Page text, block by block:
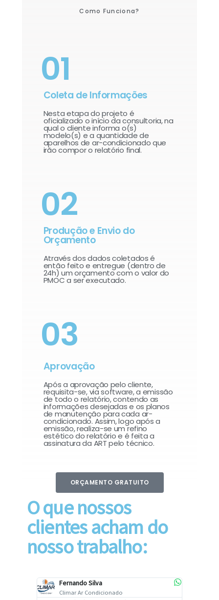
Como Funciona?
01
Coleta de Informações
Nesta etapa do projeto é
oficializado o início da consultoria, na
qual o cliente informa o(s)
modelo(s) e a quantidade de
aparelhos de ar-condicionado que
irão compor o relatório final.​
02
Produção e Envio do
Orçamento
Através dos dados coletados é
então feito e entregue (dentro de
24h) um orçamento com o valor do
PMOC a ser executado.
03
Aprovação
Após a aprovação pelo cliente,
requisita-se, via software, a emissão
de todo o relatório, contendo as
informações desejadas e os planos
de manutenção para cada ar-
condicionado. Assim, logo após a
emissão, realiza-se um refino
estético do relatório e é feita a
assinatura da ART pelo técnico.
ORÇAMENTO GRATUITO
O que nossos
clientes acham do
nosso trabalho:
Fernando Silva
Climar Ar Condicionado